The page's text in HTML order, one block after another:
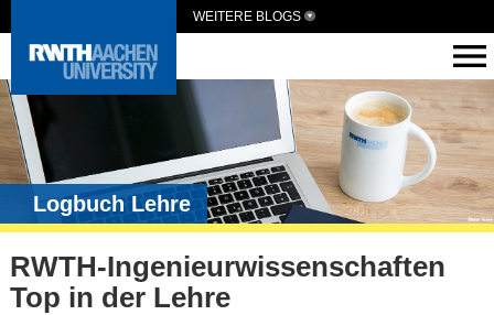
WEITERE BLOGS
Logbuch Lehre
RWTH-Ingenieurwissenschaften
Top in der Lehre